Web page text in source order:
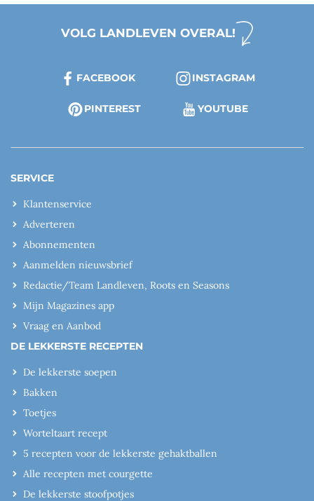
VOLG LANDLEVEN OVERAL!
FACEBOOK INSTAGRAM
PINTEREST YOUTUBE
SERVICE
Klantenservice
Adverteren
Abonnementen
Aanmelden nieuwsbrief
Redactie/Team Landleven, Roots en Seasons
Mijn Magazines app
Vraag en Aanbod
DE LEKKERSTE RECEPTEN
De lekkerste soepen
Bakken
Toetjes
Worteltaart recept
5 recepten voor de lekkerste gehaktballen
Alle recepten met courgette
De lekkerste stoofpotjes